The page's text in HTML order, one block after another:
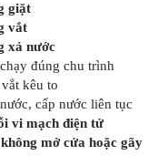
giặt
vắt
xả nước
đúng chu trình
kêu to
cấp nước liên tục
vi mạch điện tử
mở cửa hoặc gãy